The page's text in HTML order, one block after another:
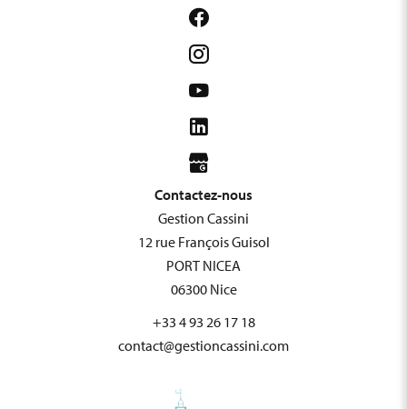
Contactez-nous
Gestion Cassini
12 rue François Guisol
PORT NICEA
06300Nice
+33 4 93 26 17 18
contact@gestioncassini.com